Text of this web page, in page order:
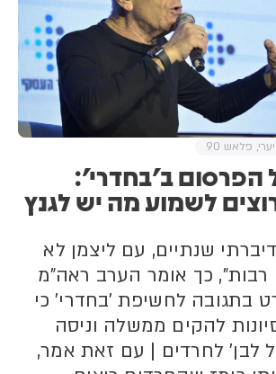
הפרסום ב'בחדרי':
לשמוע מה יש לגנץ
שנתיים, עם ליצמן לא
רבות", כך אומר הערב ראה"מ
בתגובה לחשיפת 'בחדרי' כי
להקים ממשלה וניסה
לבן' לחרדים | עם זאת אמר,
פלאש 90